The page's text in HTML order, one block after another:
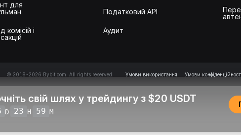
для
комісій і
Податковий API
Аудит
© 2018-2026 Bybit.com. All rights reserved. Умови використання Умови
свій шлях у трейдингу з $20 USDT
D 23 H 59 M